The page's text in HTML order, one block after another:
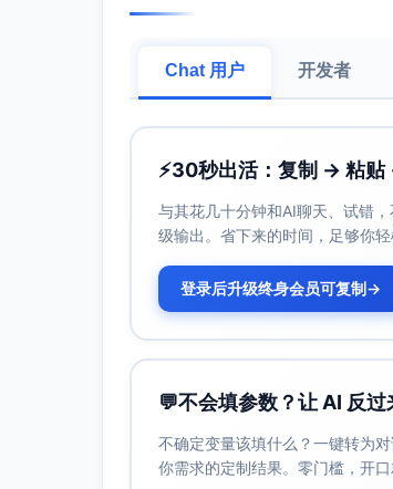
Chat 用户 开发者
⚡30秒出活：复制 → 粘贴
与其花几十分钟和AI聊天、试错
级输出。省下来的时间，足够你轻
登录后升级终身会员可复制→
💬不会填参数？让 AI 反过
不确定变量该填什么？一键转为
你需求的定制结果。零门槛，开口